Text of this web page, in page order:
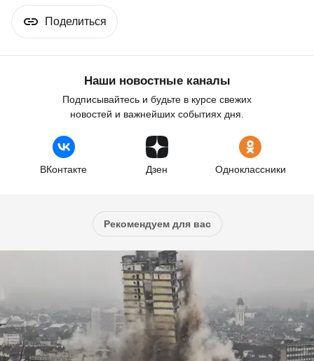
Поделиться
Наши новостные каналы
Подписывайтесь и будьте в курсе свежих
новостей и важнейших событиях дня.
ВКонтакте Дзен Одноклассники
Рекомендуем для вас